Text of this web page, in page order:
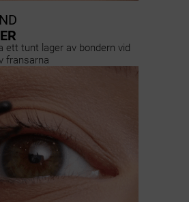
ett tunt lager av bondern vid
fransarna